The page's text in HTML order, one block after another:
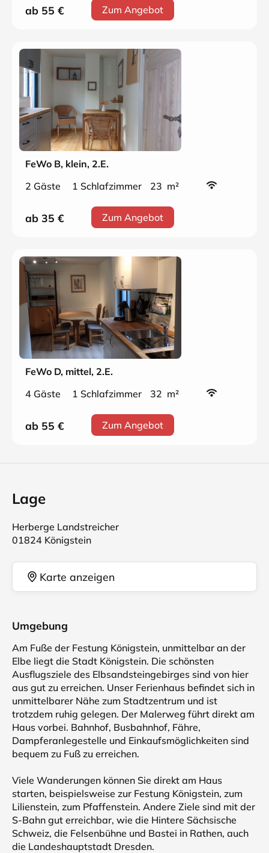
ab 55 € Zum Angebot
FeWo B, klein, 2.E.
2 Gäste
1 Schlafzimmer 23 m²
ab 35 € Zum Angebot
FeWo D, mittel, 2.E.
4 Gäste
1 Schlafzimmer 32 m²
ab 55 € Zum Angebot
Lage
Herberge Landstreicher
01824 Königstein
Karte anzeigen
Umgebung
Am Fuße der Festung Königstein, unmittelbar an der
Elbe liegt die Stadt Königstein. Die schönsten
Ausflugsziele des Elbsandsteingebirges sind von hier
aus gut zu erreichen. Unser Ferienhaus befindet sich in
unmittelbarer Nähe zum Stadtzentrum und ist
trotzdem ruhig gelegen. Der Malerweg führt direkt am
Haus vorbei. Bahnhof, Busbahnhof, Fähre,
Dampferanlegestelle und Einkaufsmöglichkeiten sind
bequem zu Fuß zu erreichen.
Viele Wanderungen können Sie direkt am Haus
starten, beispielsweise zur Festung Königstein, zum
Lilienstein, zum Pfaffenstein. Andere Ziele sind mit der
S-Bahn gut erreichbar, wie die Hintere Sächsische
Schweiz, die Felsenbühne und Bastei in Rathen, auch
die Landeshauptstadt Dresden.